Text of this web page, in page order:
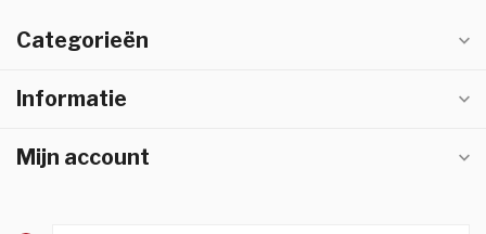
Categorieën
Informatie
Mijn account